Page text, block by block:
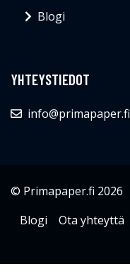
Blogi
YHTEYSTIEDOT
info@primapaper.fi
© Primapaper.fi 2026
Blogi
Ota yhteyttä